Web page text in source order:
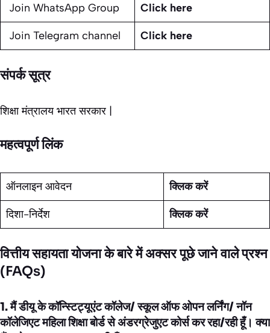
Join WhatsApp Group Click here
Join Telegram channel Click here
संपर्क सूत्र
शिक्षा मंत्रालय भारत सरकार |
महत्वपूर्ण लिंक
ऑनलाइन आवेदन क्लिक करें
दिशा-निर्देश क्लिक करें
वित्तीय सहायता योजना के बारे में अक्सर पूछे जाने वाले प्रश्न
(FAQs)
1. मैं डीयू के कॉन्स्टिट्यूएंट कॉलेज/ स्कूल ऑफ ओपन लर्निंग/ नॉन
कॉलेजिएट महिला शिक्षा बोर्ड से अंडरग्रेजुएट कोर्स कर रहा/रही हूँ। क्या